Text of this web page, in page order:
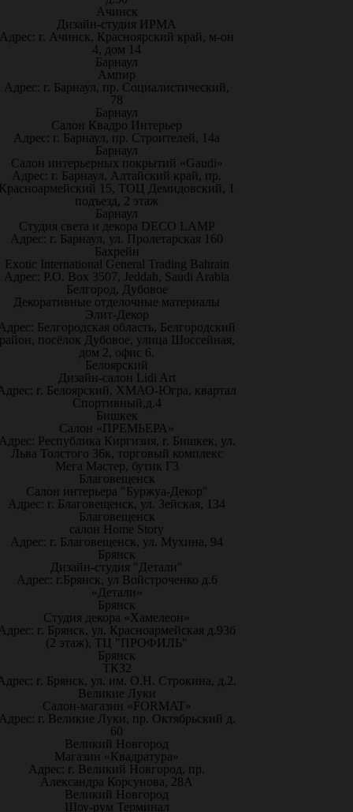
Ачинск
Дизайн-студия ИРМА
Адрес: г. Ачинск, Красноярский край, м-он
4, дом 14
Барнаул
Ампир
Адрес: г. Барнаул, пр. Социалистический,
78
Барнаул
Салон Квадро Интерьер
Адрес: г. Барнаул, пр. Строителей, 14а
Барнаул
Салон интерьерных покрытий «Gaudi»
Адрес: г. Барнаул, Алтайский край, пр.
15, ТОЦ Демидовский, 1
подъезд, 2 этаж
Барнаул
Студия света и декора DECO LAMP
Адрес: г. Барнаул, ул. Пролетарская 160
Бахрейн
Exotic International General Trading Bahrain
Адрес: P.O. Box 3507, Jeddah, Saudi Arabia
Белгород, Дубовое
Декоративные отделочные материалы
Элит-Декор
Белгородская область, Белгородский
посёлок Дубовое, улица Шоссейная,
дом 2, офис 6.
Белоярский
Дизайн-салон Lidi Art
г. Белоярский, ХМАО-Югра, квартал
Спортивный,д.4
Бишкек
Салон «ПРЕМЬЕРА»
Республика Киргизия, г. Бишкек, ул.
Льва Толстого 36к, торговый комплекс
Мега Мастер, бутик Г3
Благовещенск
Салон интерьера "Буржуа-Декор"
Адрес: г. Благовещенск, ул. Зейская, 134
Благовещенск
салон Home Story
Адрес: г. Благовещенск, ул. Мухина, 94
Брянск
Дизайн-студия "Детали"
Адрес: г.Брянск, ул Войстроченко д.6
«Детали»
Брянск
Студия декора «Хамелеон»
г. Брянск, ул. Красноармейская д.93б
(2 этаж), ТЦ "ПРОФИЛЬ"
Брянск
ТК32
г. Брянск, ул. им. О.Н. Строкина, д.2.
Великие Луки
Салон-магазин «FORMAT»
г. Великие Луки, пр. Октябрьский д.
60
Великий Новгород
Магазин «Квадратура»
Адрес: г. Великий Новгород, пр.
Александра Корсунова, 28А
Великий Новгород
Шоу-рум Терминал